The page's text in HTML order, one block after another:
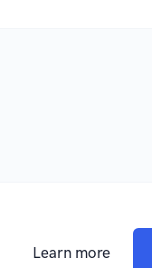
Learn more